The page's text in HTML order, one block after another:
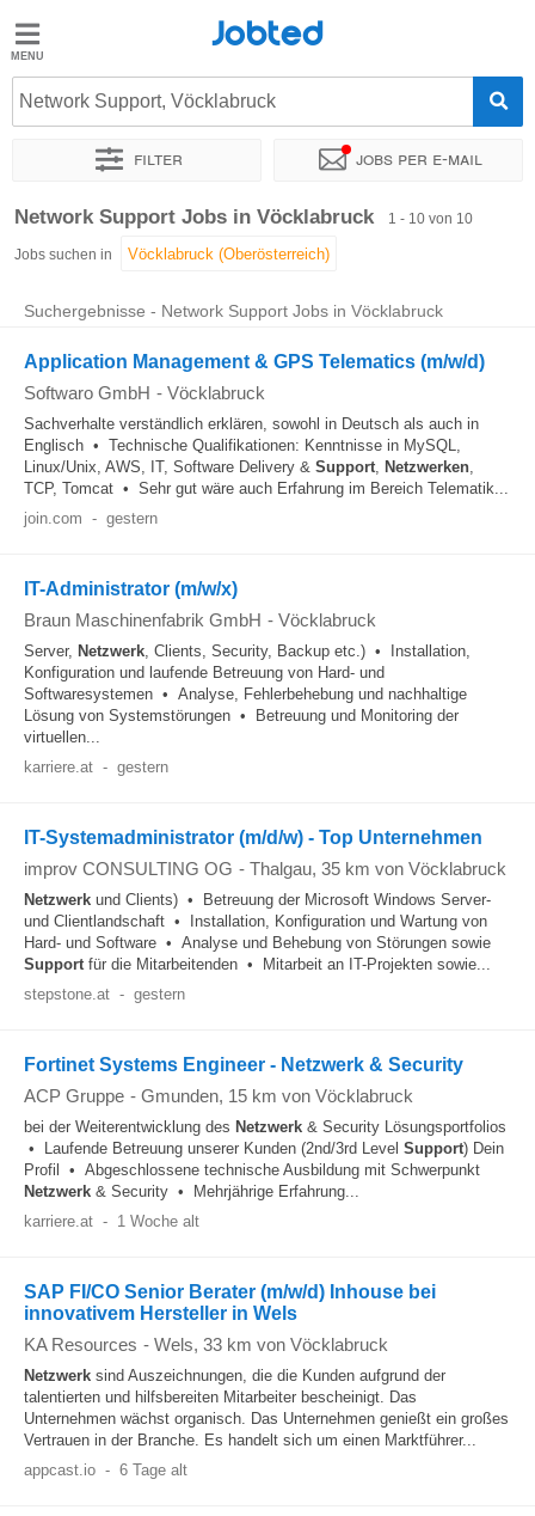
Jobted
Jobs
Jobted
Network Support, Vöcklabruck
Filter Jobs per e-mail
Sortieren nach Genauer Standort Zeitintensität Gehalt
Network Support Jobs in Vöcklabruck 1 - 10 von 10
Jobs suchen in
Suchergebnisse - Network Support Jobs in Vöcklabruck
Application Management & GPS Telematics (m/w/d)
Softwaro GmbH - Vöcklabruck
Sachverhalte verständlich erklären, sowohl in Deutsch als auch in
Englisch • Technische Qualifikationen: Kenntnisse in MySQL,
Linux/Unix, AWS, IT, Software Delivery & Support, Netzwerken,
TCP, Tomcat • Sehr gut wäre auch Erfahrung im Bereich Telematik...
join.com - gestern
IT-Administrator (m/w/x)
Braun Maschinenfabrik GmbH - Vöcklabruck
Server, Netzwerk, Clients, Security, Backup etc.) • Installation,
Konfiguration und laufende Betreuung von Hard- und
Softwaresystemen • Analyse, Fehlerbehebung und nachhaltige
Lösung von Systemstörungen • Betreuung und Monitoring der
virtuellen...
karriere.at - gestern
IT-Systemadministrator (m/d/w) - Top Unternehmen
improv CONSULTING OG - Thalgau, 35 km von Vöcklabruck
Netzwerk und Clients) • Betreuung der Microsoft Windows Server-
und Clientlandschaft • Installation, Konfiguration und Wartung von
Hard- und Software • Analyse und Behebung von Störungen sowie
Supportfür die Mitarbeitenden • Mitarbeit an IT-Projekten sowie...
stepstone.at - gestern
Fortinet Systems Engineer - Netzwerk & Security
ACP Gruppe - Gmunden, 15 km von Vöcklabruck
bei der Weiterentwicklung des Netzwerk & Security Lösungsportfolios
• Laufende Betreuung unserer Kunden (2nd/3rd Level Support) Dein
Profil • Abgeschlossene technische Ausbildung mit Schwerpunkt
Netzwerk & Security • Mehrjährige Erfahrung...
karriere.at - 1 Woche alt
SAP FI/CO Senior Berater (m/w/d) Inhouse bei
innovativem Hersteller in Wels
KA Resources - Wels, 33 km von Vöcklabruck
Netzwerk sind Auszeichnungen, die die Kunden aufgrund der
talentierten und hilfsbereiten Mitarbeiter bescheinigt. Das
Unternehmen wächst organisch. Das Unternehmen genießt ein großes
Vertrauen in der Branche. Es handelt sich um einen Marktführer...
appcast.io - 6 Tage alt